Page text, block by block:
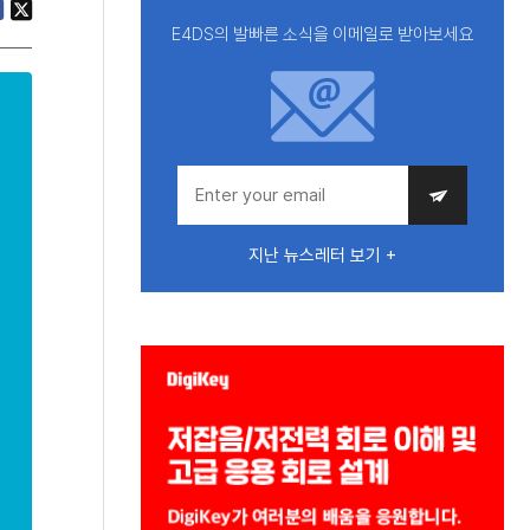
E4DS의 발빠른 소식을 이메일로 받아보세요
지난 뉴스레터 보기 +